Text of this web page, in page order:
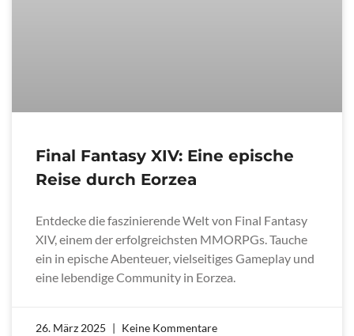
Final Fantasy XIV: Eine epische
Reise durch Eorzea
Entdecke die faszinierende Welt von Final Fantasy
XIV, einem der erfolgreichsten MMORPGs. Tauche
ein in epische Abenteuer, vielseitiges Gameplay und
eine lebendige Community in Eorzea.
26. März 2025 Keine Kommentare